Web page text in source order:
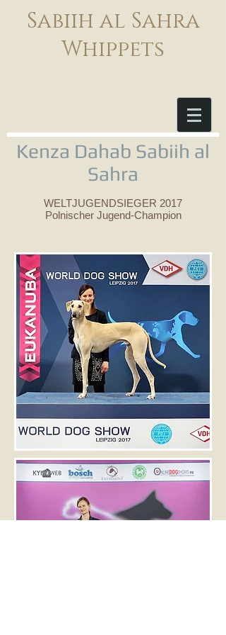
Sabiih al Sahra
Whippets
Kenza Dahab Sabiih al
Sahra
WELTJUGENDSIEGER 2017
Polnischer Jugend-Champion